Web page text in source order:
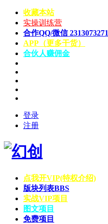
收藏本站
实操训练营
合作QQ/微信 2313073271
APP（更多干货）
合伙人赚佣金
登录
注册
点我开VIP(特权介绍)
版块列表BBS
实战VIP项目
图文项目
免费项目